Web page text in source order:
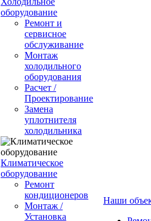
оборудование
Ремонт и
сервисное
обслуживание
Монтаж
холодильного
оборудования
Расчет /
Проектирование
Замена
уплотнителя
холодильника
Климатическое
оборудование
Ремонт
кондиционеров
Монтаж /
Установка
Наши